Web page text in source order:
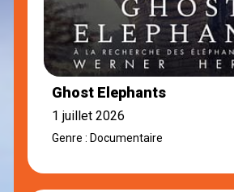
Ghost Elephants
1 juillet 2026
Genre : Documentaire